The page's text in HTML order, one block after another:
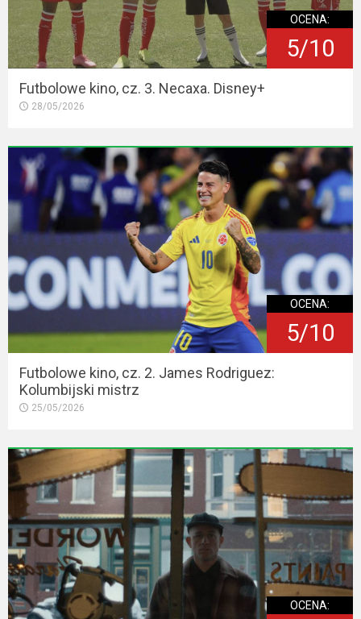
OCENA:
5/10
Futbolowe kino, cz. 3. Necaxa. Disney+
28/05/2026
OCENA:
5/10
Futbolowe kino, cz. 2. James Rodriguez:
Kolumbijski mistrz
25/05/2026
OCENA: